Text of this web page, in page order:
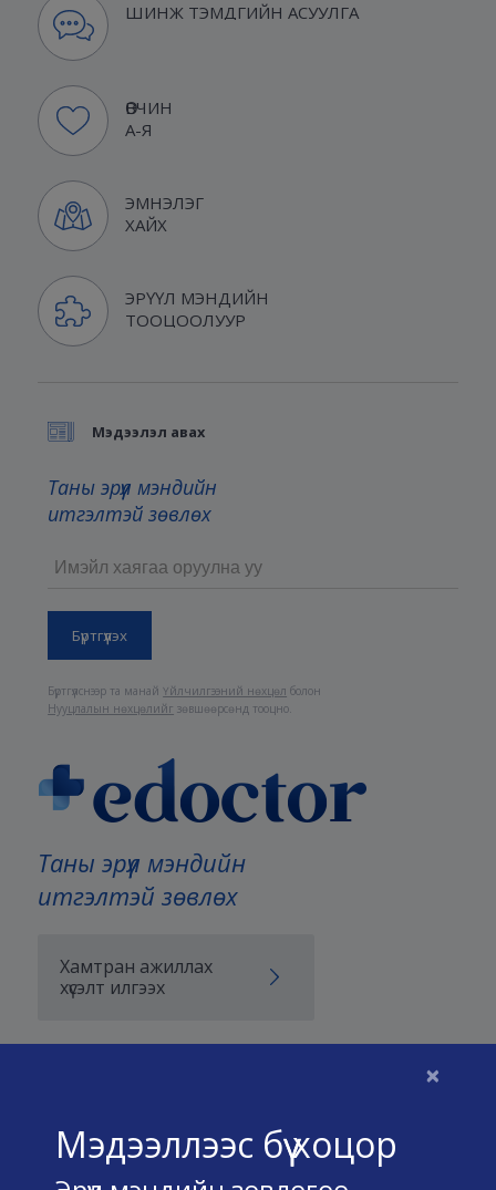
×
Мэдээллээс бүү хоцор
ШИНЖ ТЭМДГИЙН АСУУЛГА
ӨВЧИН
А-Я
ЭМНЭЛЭГ
ХАЙХ
ЭРҮҮЛ МЭНДИЙН
ТООЦООЛУУР
Таны эрүүл мэндийн
итгэлтэй зөвлөх
Хамтран ажиллах
хүсэлт илгээх
Үйлчилгээний нөхцөл
Мэдээлэл авах
Таны эрүүл мэндийн
итгэлтэй зөвлөх
Бүртгүүлснээр та манайҮйлчилгээний нөхцөл болон
Нууцлалын нөхцөлийг зөвшөөрсөнд тооцно.